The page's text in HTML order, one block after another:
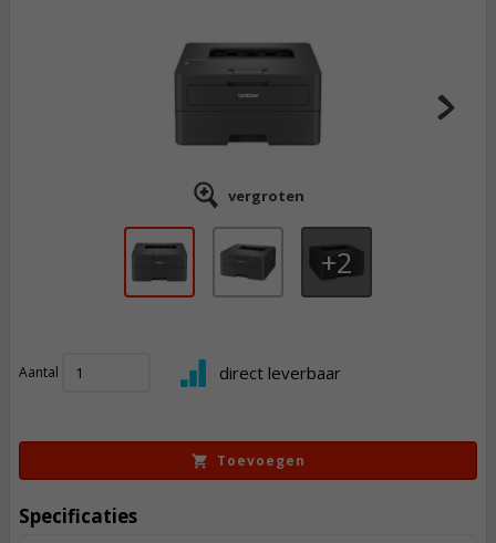
vergroten
2
Aantal direct leverbaar
Toevoegen
Specificaties